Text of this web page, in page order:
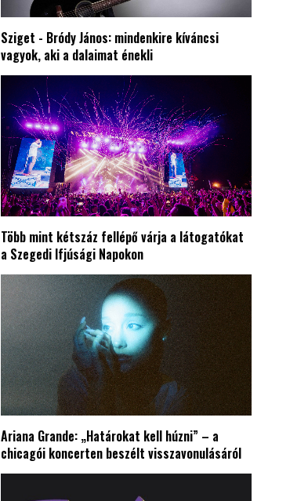
Sziget - Bródy János: mindenkire kíváncsi
vagyok, aki a dalaimat énekli
Több mint kétszáz fellépő várja a látogatókat
a Szegedi Ifjúsági Napokon
Ariana Grande: „Határokat kell húzni” – a
chicagói koncerten beszélt visszavonulásáról